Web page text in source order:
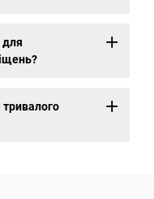
для
тривалого